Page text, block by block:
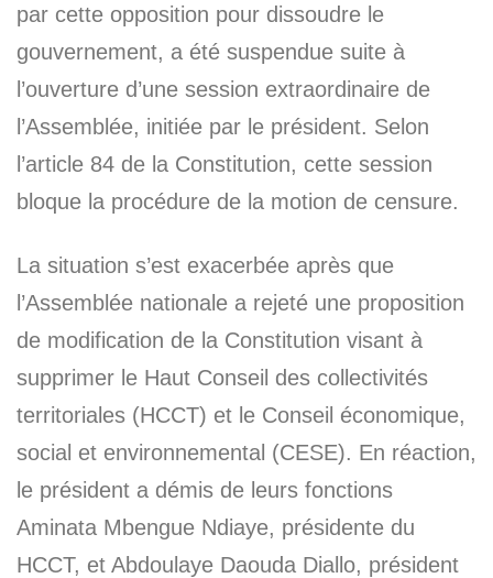
par cette opposition pour dissoudre le
gouvernement, a été suspendue suite à
l’ouverture d’une session extraordinaire de
l’Assemblée, initiée par le président. Selon
l’article 84 de la Constitution, cette session
bloque la procédure de la motion de censure.
La situation s’est exacerbée après que
l’Assemblée nationale a rejeté une proposition
de modification de la Constitution visant à
supprimer le Haut Conseil des collectivités
territoriales (HCCT) et le Conseil économique,
social et environnemental (CESE). En réaction,
le président a démis de leurs fonctions
Aminata Mbengue Ndiaye, présidente du
HCCT, et Abdoulaye Daouda Diallo, président